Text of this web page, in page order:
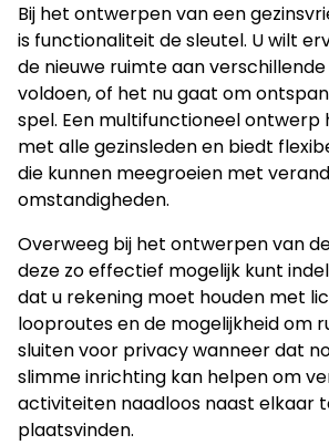
Bij het ontwerpen van een
is functionaliteit de sleutel. U wilt
de nieuwe ruimte aan
voldoen, of het nu gaat om
spel. Een multifunctioneel ontwerp
met alle gezinsleden en biedt
die kunnen meegroeien met
omstandigheden.
Overweeg bij het ontwerpen van
deze zo effectief mogelijk kunt
dat u rekening moet houden met
looproutes en de mogelijkheid om
sluiten voor privacy wanneer dat
slimme inrichting kan helpen om
activiteiten naadloos naast elkaar
plaatsvinden.